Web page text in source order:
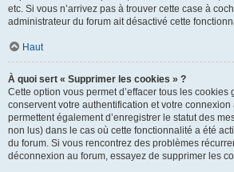
etc. Si vous n’arrivez pas à trouver cette case à
administrateur du forum ait désactivé cette
Haut
À quoi sert « Supprimer les cookies » ?
Cette option vous permet d’effacer tous les cookies
conservent votre authentification et votre
permettent également d’enregistrer le statut des
non lus) dans le cas où cette fonctionnalité a été
du forum. Si vous rencontrez des problèmes
déconnexion au forum, essayez de supprimer les